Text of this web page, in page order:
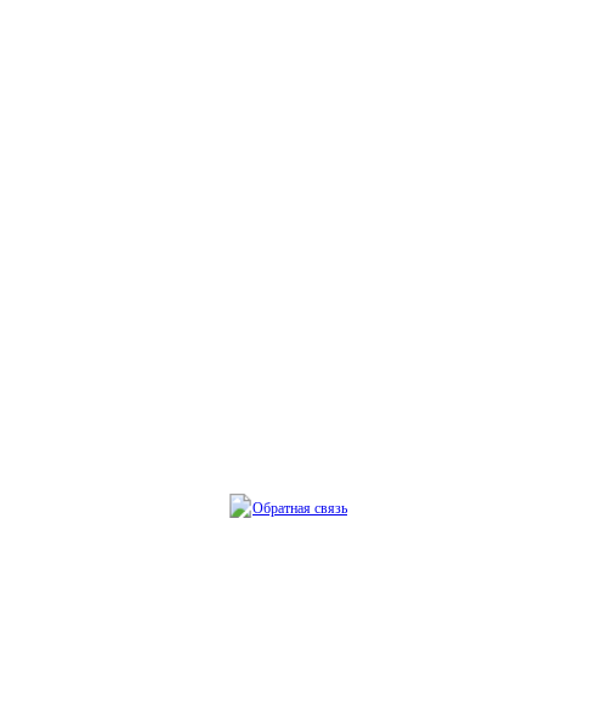
Обратная связь